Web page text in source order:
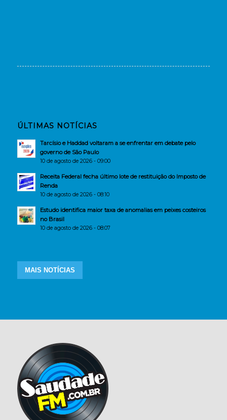
ÚLTIMAS NOTÍCIAS
Tarcísio e Haddad voltaram a se enfrentar em debate pelo
governo de São Paulo
10 de agosto de 2026 - 09:00
Receita Federal fecha último lote de restituição do Imposto de
Renda
10 de agosto de 2026 - 08:10
Estudo identifica maior taxa de anomalias em peixes costeiros
no Brasil
10 de agosto de 2026 - 08:07
MAIS NOTÍCIAS